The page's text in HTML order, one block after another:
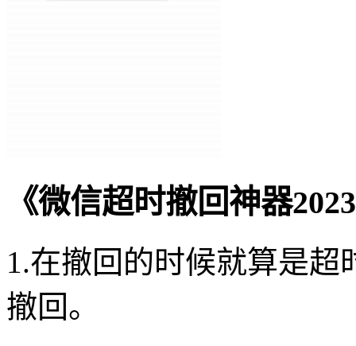
《微信超时撤回神器
1.在撤回的时候就算是
撤回。